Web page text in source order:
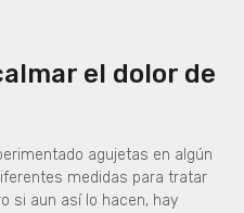
el dolor de
agujetas en algún
medidas para tratar
si aun así lo hacen, hay